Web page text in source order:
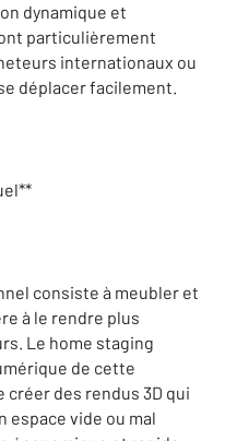
dynamique et
particulièrement
internationaux ou
déplacer facilement.
consiste à meubler et
à le rendre plus
Le home staging
de cette
des rendus 3D qui
espace vide ou mal